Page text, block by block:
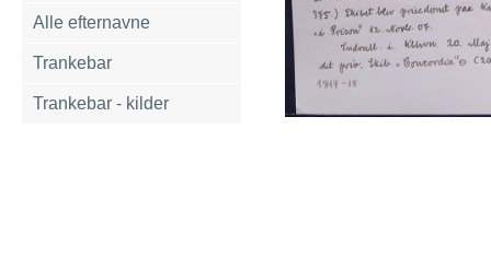
Alle efternavne
Trankebar
Trankebar - kilder